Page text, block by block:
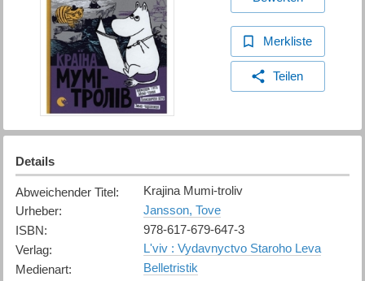
Merkliste
Teilen
Details
Abweichender Titel:
Krajina Mumi-troliv
Urheber:
Jansson, Tove
ISBN:
978-617-679-647-3
Verlag:
Lʹviv : Vydavnyctvo Staroho Leva
Medienart:
Belletristik